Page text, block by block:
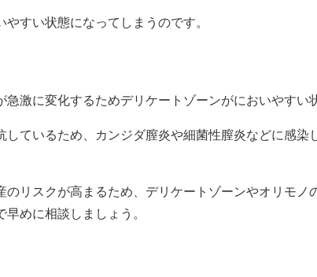
すい状態になってしまうのです。
激に変化するためデリケートゾーンがにおいやすい
ているため、 カンジダ膣炎や細菌性膣炎などに感染
のリスクが高まるため、デリケートゾーンやオリモノ
めに相談しましょう。